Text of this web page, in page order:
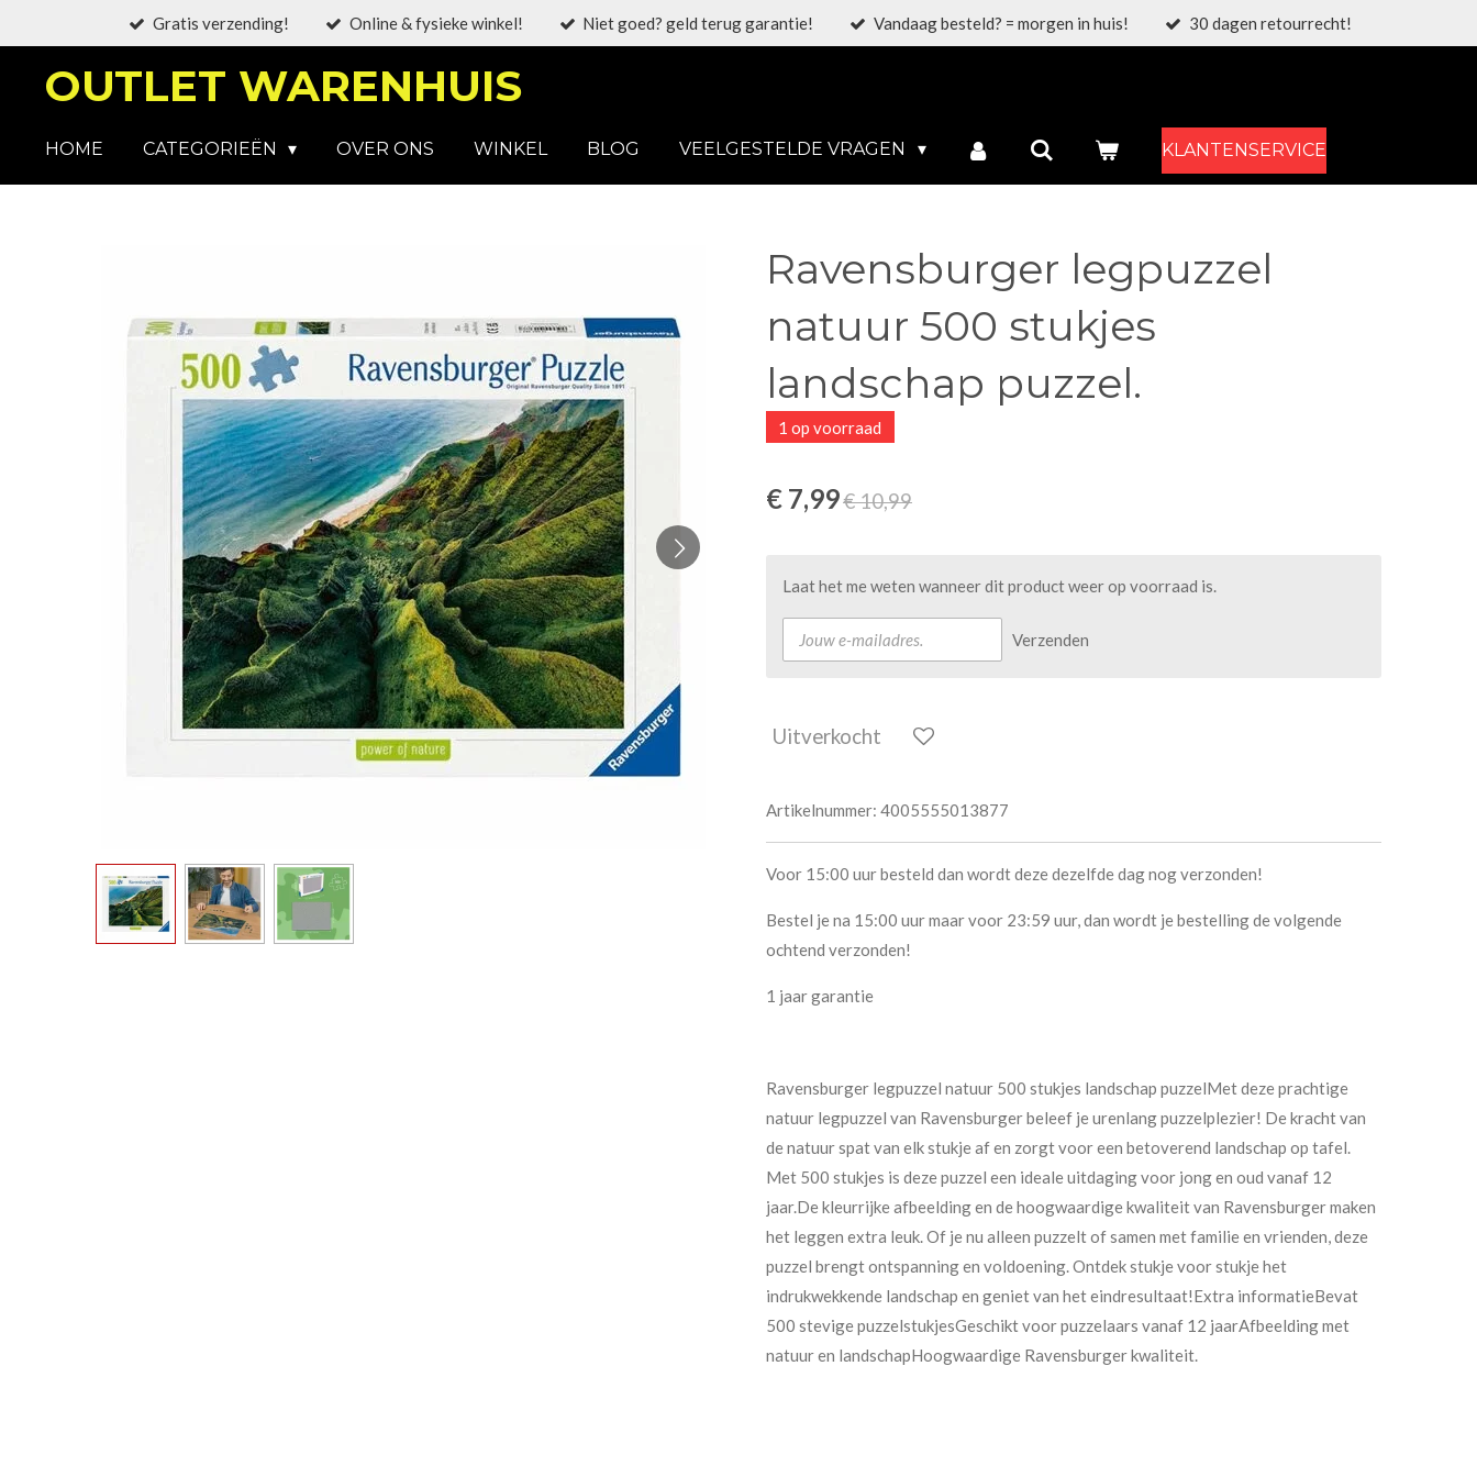
hoofdinhoud
Gratis verzending! Online & fysieke winkel! Niet goed? geld terug garantie! Vandaag besteld? = morgen in huis! 30 dagen retourrecht!
OUTLET WARENHUIS
HOME CATEGORIEËN OVER ONS WINKEL BLOG VEELGESTELDE VRAGEN KLANTENSERVICE
Ravensburger legpuzzel
natuur 500 stukjes
landschap puzzel.
1 op voorraad
€ 7,99€ 10,99
Laat het me weten wanneer dit product weer op voorraad is.
Verzenden
Uitverkocht
Artikelnummer: 4005555013877
Voor 15:00 uur besteld dan wordt deze dezelfde dag nog verzonden!
Bestel je na 15:00 uur maar voor 23:59 uur, dan wordt je bestelling de volgende
ochtend verzonden!
1 jaar garantie
Ravensburger legpuzzel natuur 500 stukjes landschap puzzelMet deze prachtige
natuur legpuzzel van Ravensburger beleef je urenlang puzzelplezier! De kracht van
de natuur spat van elk stukje af en zorgt voor een betoverend landschap op tafel.
Met 500 stukjes is deze puzzel een ideale uitdaging voor jong en oud vanaf 12
jaar.De kleurrijke afbeelding en de hoogwaardige kwaliteit van Ravensburger maken
het leggen extra leuk. Of je nu alleen puzzelt of samen met familie en vrienden, deze
puzzel brengt ontspanning en voldoening. Ontdek stukje voor stukje het
indrukwekkende landschap en geniet van het eindresultaat!Extra informatieBevat
500 stevige puzzelstukjesGeschikt voor puzzelaars vanaf 12 jaarAfbeelding met
natuur en landschapHoogwaardige Ravensburger kwaliteit.